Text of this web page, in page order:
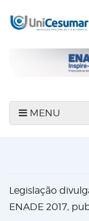
MENU
Legislação
ENADE 2017,